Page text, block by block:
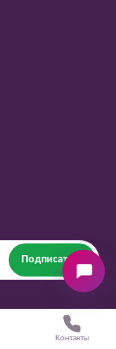
Подписаться
Контакты